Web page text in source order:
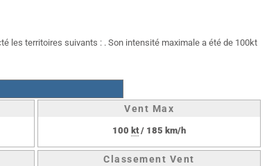
les territoires suivants : . Son intensité maximale a été de 100kt
Vent Max
100 kt/ 185 km/h
Classement Vent